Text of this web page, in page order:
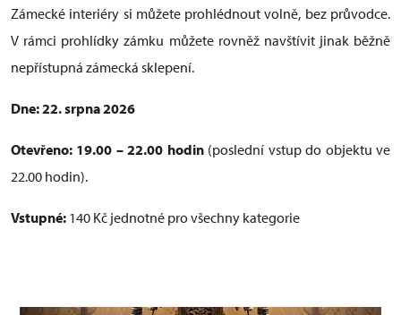
Zámecké interiéry si můžete prohlédnout volně, bez průvodce.
V rámci prohlídky zámku můžete rovněž navštívit jinak běžně
nepřístupná zámecká sklepení.
Dne: 22. srpna 2026
Otevřeno: 19.00 – 22.00 hodin (poslední vstup do objektu ve
22.00 hodin).
Vstupné: 140 Kč jednotné pro všechny kategorie